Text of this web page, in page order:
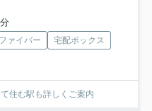
ァイバー
宅配ボックス
住む駅も詳しくご案内